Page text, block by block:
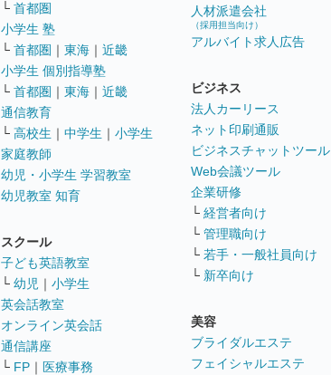
└ 首都圏
小学生 塾
└ 首都圏 ｜ 東海 ｜ 近畿
小学生 個別指導塾
└ 首都圏 ｜ 東海 ｜ 近畿
通信教育
└ 高校生 ｜ 中学生 ｜ 小学生
家庭教師
幼児・小学生 学習教室
幼児教室 知育
スクール
子ども英語教室
└ 幼児 ｜ 小学生
英会話教室
オンライン英会話
通信講座
└ FP ｜ 医療事務
人材派遣会社
（採用担当向け）
アルバイト求人広告
ビジネス
法人カーリース
ネット印刷通販
ビジネスチャットツール
Web会議ツール
企業研修
└ 経営者向け
└ 管理職向け
└ 若手・一般社員向け
└ 新卒向け
美容
ブライダルエステ
フェイシャルエステ